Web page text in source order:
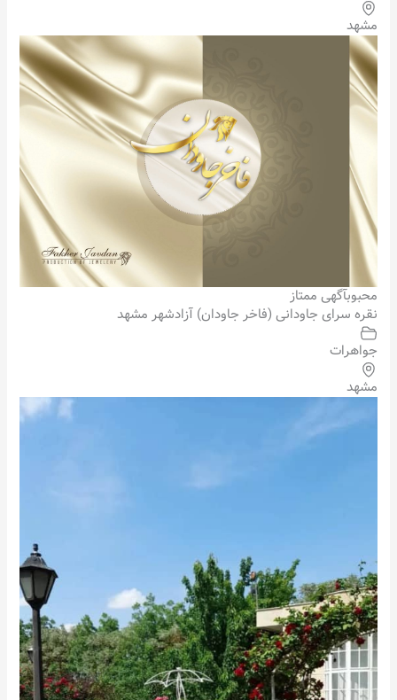
مشهد
محبوبآگهی ممتاز
نقره سرای جاودانی (فاخر جاودان) آزادشهر مشهد
جواهرات
مشهد